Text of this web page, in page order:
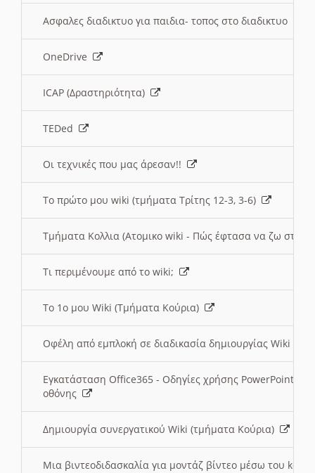
Ασφαλες διαδικτυο για παιδια- τοπος στο διαδικτυο
OneDrive
ICAP (Δραστηριότητα)
TEDed
Οι τεχνικές που μας άρεσαν!!
Το πρώτο μου wiki (τμήματα Τρίτης 12-3, 3-6)
Τμήματα Κολλια (Ατομικο wiki - Πώς έφτασα να ζω στην
Τι περιμένουμε από το wiki;
Το 1ο μου Wiki (Τμήματα Κούρια)
Οφέλη από εμπλοκή σε διαδικασία δημιουργίας Wiki
Εγκατάσταση Office365 - Οδηγίες χρήσης PowerPoint
οθόνης
Δημιουργία συνεργατικού Wiki (τμήματα Κούρια)
Μια βιντεοδιδασκαλία για μοντάζ βίντεο μέσω του